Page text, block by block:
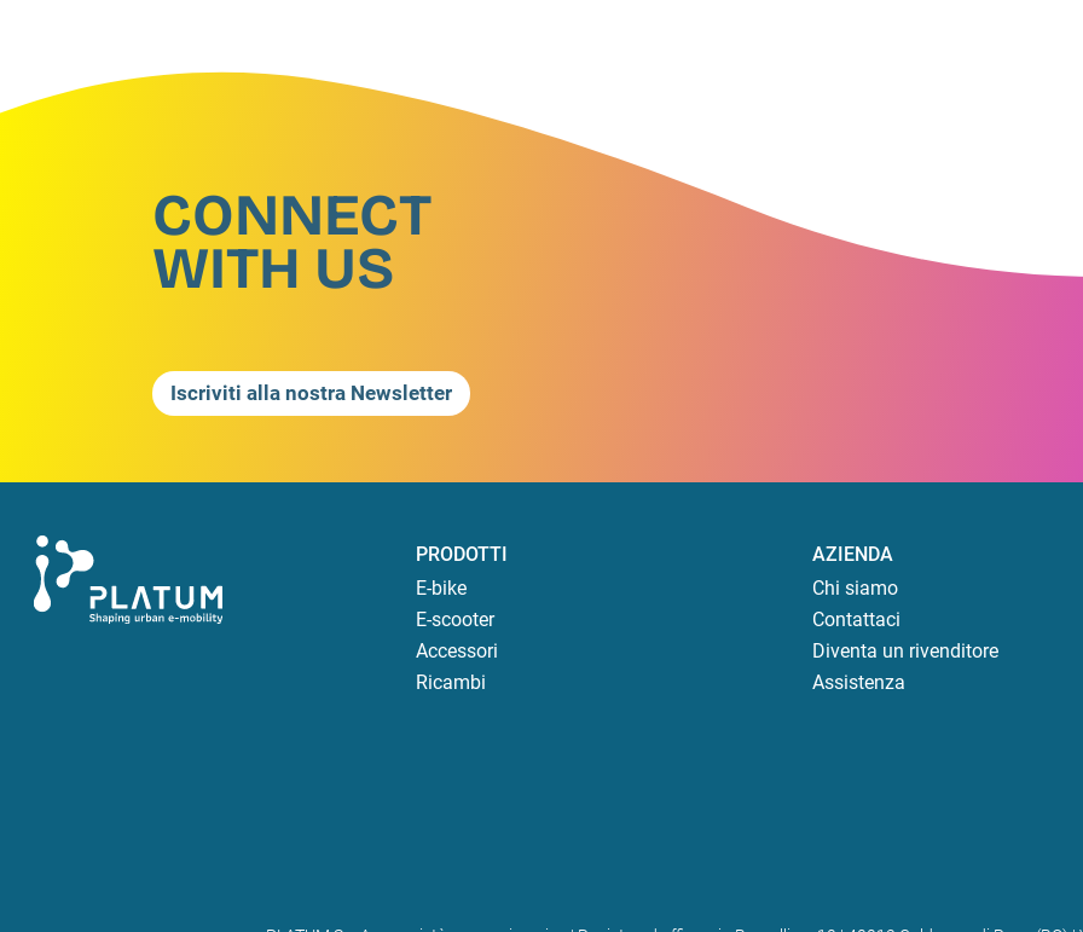
CONNECT
WITH US
Iscriviti alla nostra Newsletter
PRODOTTI
E-bike
E-scooter
Accessori
Ricambi
AZIENDA
Chi siamo
Contattaci
Diventa un rivenditore
Assistenza